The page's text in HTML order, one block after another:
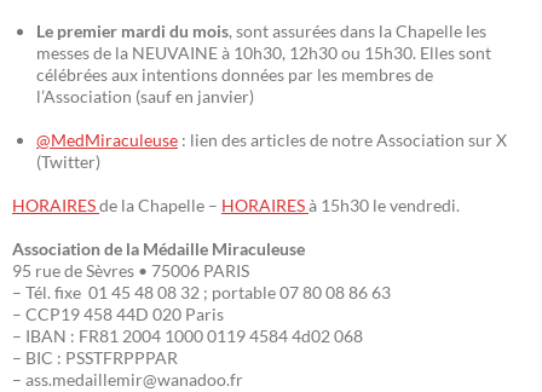
Le premier mardi du mois, sont assurées dans la Chapelle les
messes de la NEUVAINE à 10h30, 12h30 ou 15h30. Elles sont
célébrées aux intentions données par les membres de
l’Association (sauf en janvier)
@MedMiraculeuse : lien des articles de notre Association sur X
(Twitter)
HORAIRESde la Chapelle – HORAIRESà 15h30 le vendredi.
Association de la Médaille Miraculeuse
95 rue de Sèvres • 75006 PARIS
– Tél. fixe 01 45 48 08 32 ; portable 07 80 08 86 63
– CCP19 458 44D 020 Paris
– IBAN : FR81 2004 1000 0119 4584 4d02 068
– BIC : PSSTFRPPPAR
– ass.medaillemir@wanadoo.fr